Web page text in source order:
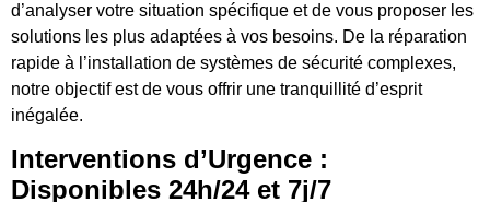
d’analyser votre situation spécifique et de vous proposer les
solutions les plus adaptées à vos besoins. De la réparation
rapide à l’installation de systèmes de sécurité complexes,
notre objectif est de vous offrir une tranquillité d’esprit
inégalée.
Interventions d’Urgence :
Disponibles 24h/24 et 7j/7